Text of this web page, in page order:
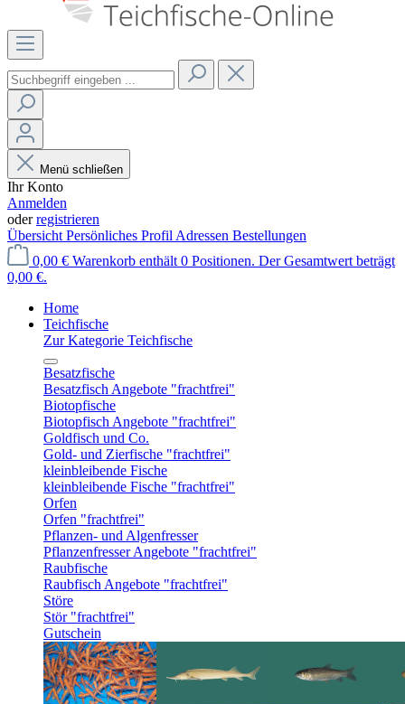
Menü schließen
Ihr Konto
Anmelden
oderregistrieren
Übersicht Persönliches Profil Adressen Bestellungen
0,00 € Warenkorb enthält 0 Positionen. Der Gesamtwert beträgt
0,00 €.
Home
Teichfische
Zur Kategorie Teichfische
Besatzfische
Besatzfisch Angebote "frachtfrei"
Biotopfische
Biotopfisch Angebote "frachtfrei"
Goldfisch und Co.
Gold- und Zierfische "frachtfrei"
kleinbleibende Fische
kleinbleibende Fische "frachtfrei"
Orfen
Orfen "frachtfrei"
Pflanzen- und Algenfresser
Pflanzenfresser Angebote "frachtfrei"
Raubfische
Raubfisch Angebote "frachtfrei"
Störe
Stör "frachtfrei"
Gutschein